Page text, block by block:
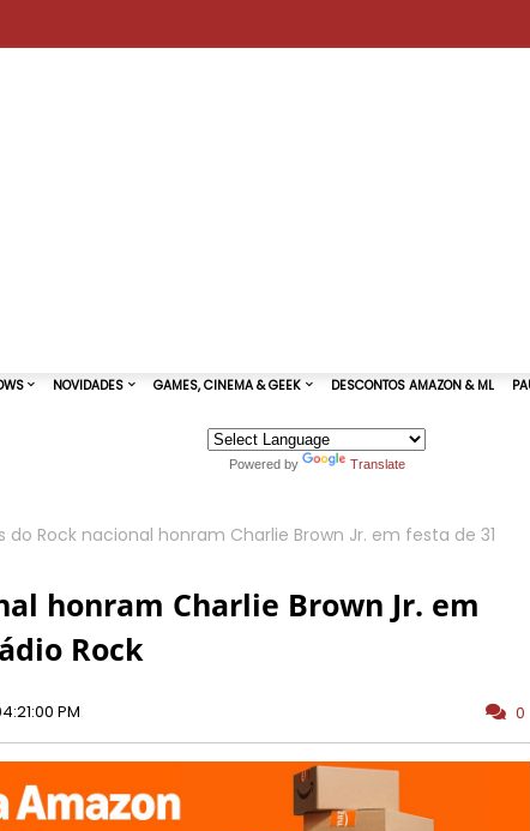
Powered by Translate
do Rock nacional honram Charlie Brown Jr. em festa de 31
honram Charlie Brown Jr. em
Rock
PM 0